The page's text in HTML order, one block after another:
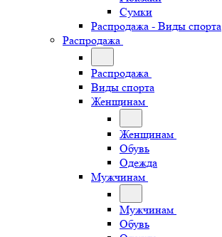
Сумки
Распродажа - Виды спорта
Распродажа
Распродажа
Виды спорта
Женщинам
Женщинам
Обувь
Одежда
Мужчинам
Мужчинам
Обувь